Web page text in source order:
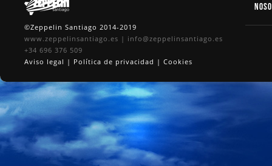
©Zeppelin Santiago 2014-2019
www.zeppelinsantiago.es | info@zeppelinsantiago.es
+34 696 376 509
Aviso legal | Política de privacidad | Cookies